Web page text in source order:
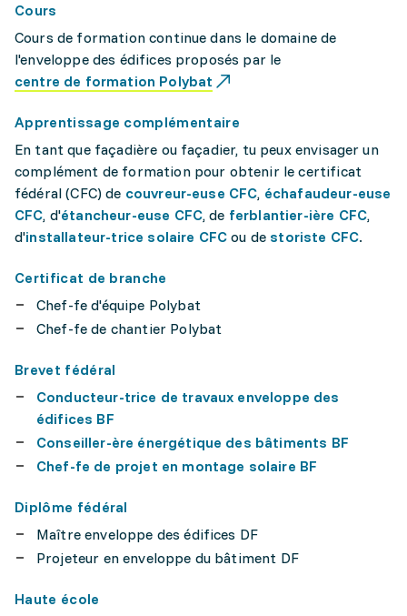
Cours
Cours de formation continue dans le domaine de
l'enveloppe des édifices proposés par le
centre de formation Polybat
Apprentissage complémentaire
En tant que façadière ou façadier, tu peux envisager un
complément de formation pour obtenir le certificat
fédéral (CFC) de couvreur-euse CFC, échafaudeur-euse
CFC, d'étancheur-euse CFC, de ferblantier-ière CFC,
d'installateur-trice solaire CFC ou de storiste CFC.
Certificat de branche
Chef-fe d'équipe Polybat
Chef-fe de chantier Polybat
Brevet fédéral
Conducteur-trice de travaux enveloppe des
édifices BF
Conseiller-ère énergétique des bâtiments BF
Chef-fe de projet en montage solaire BF
Diplôme fédéral
Maître enveloppe des édifices DF
Projeteur en enveloppe du bâtiment DF
Haute école